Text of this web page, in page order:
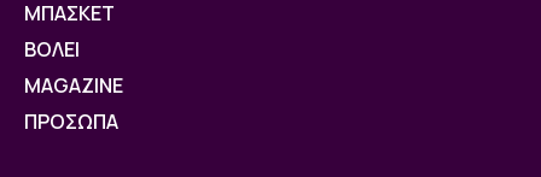
ΜΠΑΣΚΕΤ
ΒOΛΕΙ
MAGAZINE
ΠΡΟΣΩΠΑ